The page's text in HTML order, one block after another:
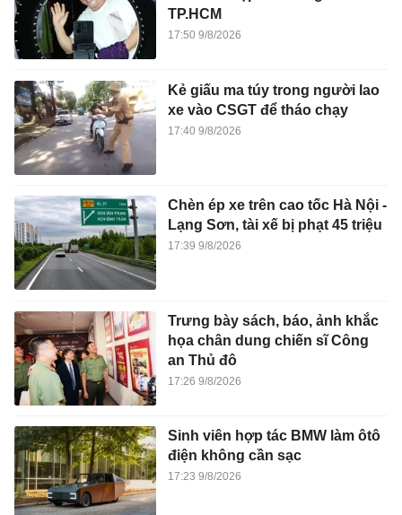
TP.HCM
17:50 9/8/2026
Kẻ giấu ma túy trong người lao
xe vào CSGT để tháo chạy
17:40 9/8/2026
Chèn ép xe trên cao tốc Hà Nội -
Lạng Sơn, tài xế bị phạt 45 triệu
17:39 9/8/2026
Trưng bày sách, báo, ảnh khắc
họa chân dung chiến sĩ Công
an Thủ đô
17:26 9/8/2026
Sinh viên hợp tác BMW làm ôtô
điện không cần sạc
17:23 9/8/2026